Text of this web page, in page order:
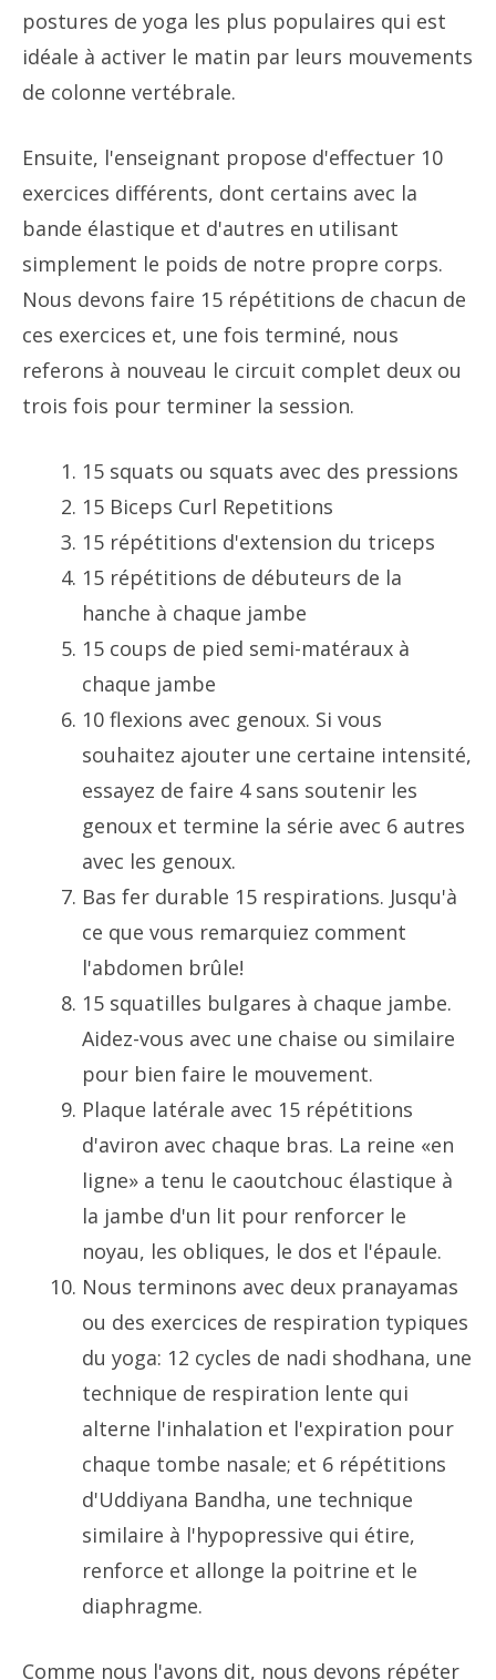
postures de yoga les plus populaires qui est
idéale à activer le matin par leurs mouvements
de colonne vertébrale.
Ensuite, l'enseignant propose d'effectuer 10
exercices différents, dont certains avec la
bande élastique et d'autres en utilisant
simplement le poids de notre propre corps.
Nous devons faire 15 répétitions de chacun de
ces exercices et, une fois terminé, nous
referons à nouveau le circuit complet deux ou
trois fois pour terminer la session.
15 squats ou squats avec des pressions
15 Biceps Curl Repetitions
15 répétitions d'extension du triceps
15 répétitions de débuteurs de la
hanche à chaque jambe
15 coups de pied semi-matéraux à
chaque jambe
10 flexions avec genoux. Si vous
souhaitez ajouter une certaine intensité,
essayez de faire 4 sans soutenir les
genoux et termine la série avec 6 autres
avec les genoux.
Bas fer durable 15 respirations. Jusqu'à
ce que vous remarquiez comment
l'abdomen brûle!
15 squatilles bulgares à chaque jambe.
Aidez-vous avec une chaise ou similaire
pour bien faire le mouvement.
Plaque latérale avec 15 répétitions
d'aviron avec chaque bras. La reine «en
ligne» a tenu le caoutchouc élastique à
la jambe d'un lit pour renforcer le
noyau, les obliques, le dos et l'épaule.
Nous terminons avec deux pranayamas
ou des exercices de respiration typiques
du yoga: 12 cycles de nadi shodhana, une
technique de respiration lente qui
alterne l'inhalation et l'expiration pour
chaque tombe nasale; et 6 répétitions
d'Uddiyana Bandha, une technique
similaire à l'hypopressive qui étire,
renforce et allonge la poitrine et le
diaphragme.
Comme nous l'avons dit, nous devons répéter